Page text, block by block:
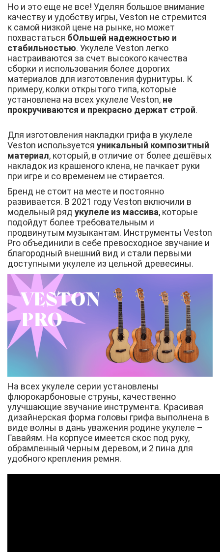
Но и это еще не все! Уделяя большое внимание
качеству и удобству игры, Veston не стремится
к самой низкой цене на рынке, но может
похвастаться бОльшей надежностью и
стабильностью. Укулеле Veston легко
настраиваются за счет высокого качества
сборки и использования более дорогих
материалов для изготовления фурнитуры. К
примеру, колки открытого типа, которые
установлена на всех укулеле Veston, не
прокручиваются и прекрасно держат строй.
Для изготовления накладки грифа в укулеле
Veston используется уникальный композитный
материал, который, в отличие от более дешёвых
накладок из крашеного клена, не пачкает руки
при игре и со временем не стирается.
Бренд не стоит на месте и постоянно
развивается. В 2021 году Veston включили в
модельный ряд укулеле из массива, которые
подойдут более требовательным и
продвинутым музыкантам. Инструменты Veston
Pro объединили в себе превосходное звучание и
благородный внешний вид и стали первыми
доступными укулеле из цельной древесины.
На всех укулеле серии установлены
флюрокарбоновые струны, качественно
улучшающие звучание инструмента. Красивая
дизайнерская форма головы грифа выполнена в
виде волны в дань уважения родине укулеле –
Гавайям. На корпусе имеется скос под руку,
обрамленный черным деревом, и 2 пина для
удобного крепления ремня.